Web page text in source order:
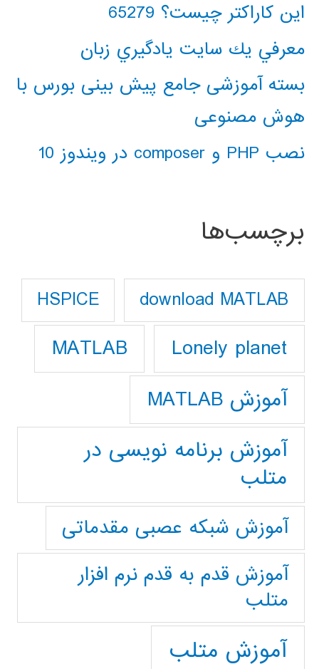
این کاراکتر چیست؟ 65279
معرفي يك سايت يادگيري زبان
بسته آموزشی جامع پیش بینی بورس با
هوش مصنوعی
نصب PHP و composer در ویندوز 10
برچسب‌ها
download MATLAB
HSPICE
Lonely planet
MATLAB
آموزش MATLAB
آموزش برنامه نویسی در
متلب
آموزش شبکه عصبی مقدماتی
آموزش قدم به قدم نرم افزار
متلب
آموزش متلب